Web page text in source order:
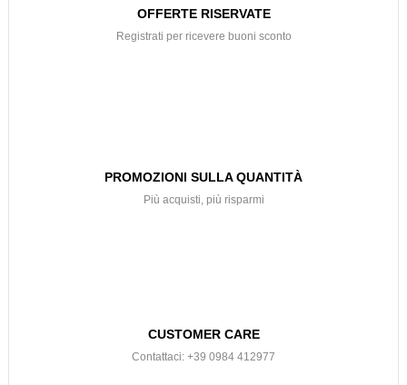
OFFERTE RISERVATE
Registrati per ricevere buoni sconto
PROMOZIONI SULLA QUANTITÀ
Più acquisti, più risparmi
CUSTOMER CARE
Contattaci: +39 0984 412977